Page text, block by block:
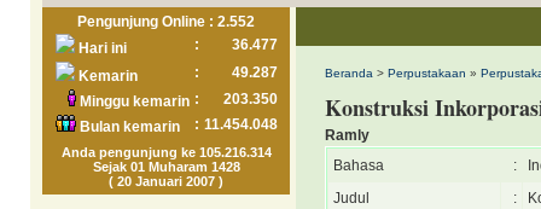
Pengunjung Online : 2.552
Hari ini
:
36.477
Kemarin
:
49.287
Minggu kemarin :
203.350
Bulan kemarin
: 11.454.048
Anda pengunjung ke 105.216.314
Sejak 01 Muharam 1428
( 20 Januari 2007 )
Beranda > Perpustakaan »
Konstruksi
Ramly
Bahasa
:
Judul
: